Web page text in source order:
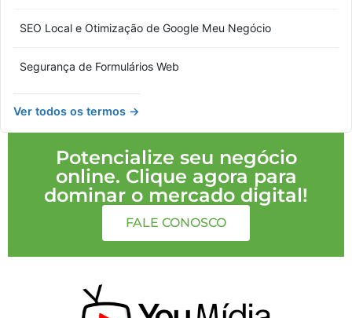
SEO Local e Otimização de Google Meu Negócio
Segurança de Formulários Web
Ver todos os termos →
Potencialize seu negócio
online. Clique agora para
dominar o mercado digital!
FALE CONOSCO